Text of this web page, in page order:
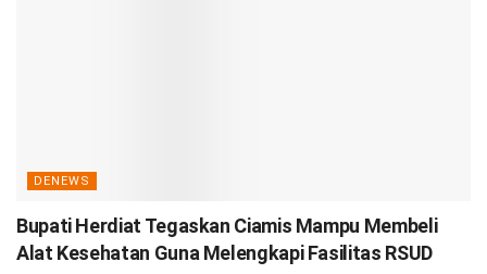
DENEWS
Bupati Herdiat Tegaskan Ciamis Mampu Membeli
Alat Kesehatan Guna Melengkapi Fasilitas RSUD